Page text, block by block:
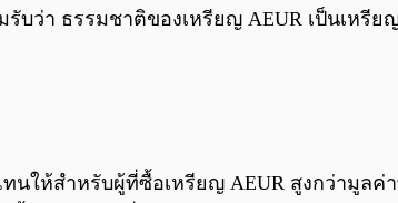
บว่า ธรรมชาติของเหรียญ AEUR เป็นเหรี
ให้สำหรับผู้ที่ซื้อเหรียญ AEUR สูงกว่ามูลค่